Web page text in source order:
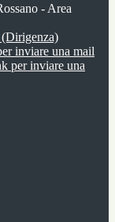
- Area
inviare una mail
per inviare una